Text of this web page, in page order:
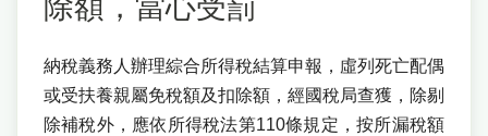
除額，當心受罰
納稅義務人辦理綜合所得稅結算申報，虛列死亡配偶
或受扶養親屬免稅額及扣除額，經國稅局查獲，除剔
除補稅外，應依所得稅法第110條規定，按所漏稅額